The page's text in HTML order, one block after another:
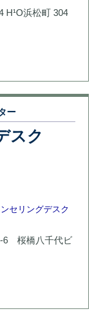
H¹O浜松町 304
ー
スク
ンセリングデスク
6 桜橋八千代ビ